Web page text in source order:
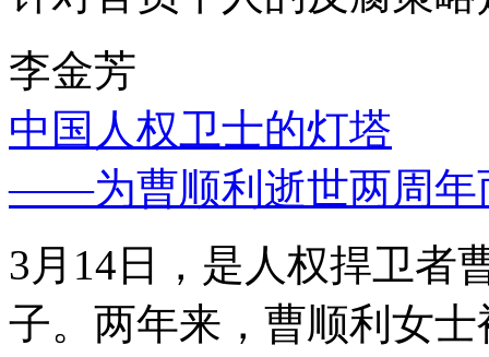
李金芳
中国人权卫士的灯塔
——为曹顺利逝世两周年
3月14日，是人权捍卫者
子。两年来，曹顺利女